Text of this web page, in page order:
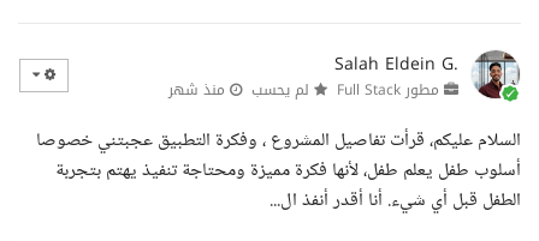
Salah Eldein G.
مطور Full Stack لم يحسب منذ شهر
السلام عليكم، قرأت تفاصيل المشروع ، وفكرة التطبيق عجبتني خصوصا
أسلوب طفل يعلم طفل، لأنها فكرة مميزة ومحتاجة تنفيذ يهتم بتجربة
الطفل قبل أي شيء. أنا أقدر أنفذ ال...